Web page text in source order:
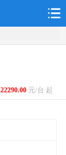
22290.00元/台 起